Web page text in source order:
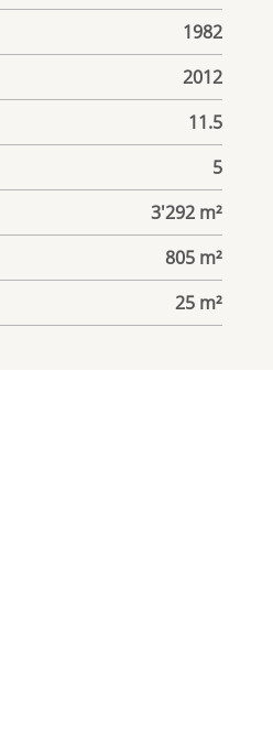
1982
2012
11.5
5
3'292 m²
805 m²
25 m²